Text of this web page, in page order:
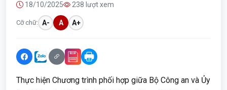
18/10/2025 238 lượt xem
Cỡ chữ: A- A A+
Thực hiện Chương trình phối hợp giữa Bộ Công an và Ủy